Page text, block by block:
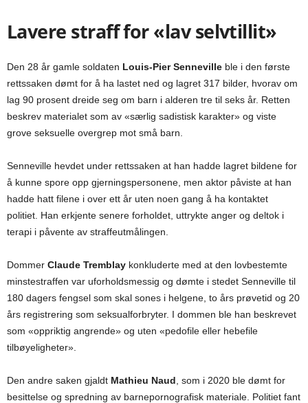
Lavere straff for «lav selvtillit»
Den 28 år gamle soldaten Louis-Pier Senneville ble i den første
rettssaken dømt for å ha lastet ned og lagret 317 bilder, hvorav om
lag 90 prosent dreide seg om barn i alderen tre til seks år. Retten
beskrev materialet som av «særlig sadistisk karakter» og viste
grove seksuelle overgrep mot små barn.
Senneville hevdet under rettssaken at han hadde lagret bildene for
å kunne spore opp gjerningspersonene, men aktor påviste at han
hadde hatt filene i over ett år uten noen gang å ha kontaktet
politiet. Han erkjente senere forholdet, uttrykte anger og deltok i
terapi i påvente av straffeutmålingen.
Dommer Claude Tremblay konkluderte med at den lovbestemte
minstestraffen var uforholdsmessig og dømte i stedet Senneville til
180 dagers fengsel som skal sones i helgene, to års prøvetid og 20
års registrering som seksualforbryter. I dommen ble han beskrevet
som «oppriktig angrende» og uten «pedofile eller hebefile
tilbøyeligheter».
Den andre saken gjaldt Mathieu Naud , som i 2020 ble dømt for
besittelse og spredning av barnepornografisk materiale. Politiet fant